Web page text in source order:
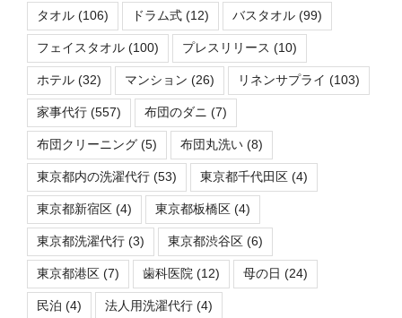
タオル (106) ドラム式 (12) バスタオル (99)
フェイスタオル (100) プレスリリース (10)
ホテル (32) マンション (26) リネンサプライ (103)
家事代行 (557) 布団のダニ (7)
布団クリーニング (5) 布団丸洗い (8)
東京都内の洗濯代行 (53) 東京都千代田区 (4)
東京都新宿区 (4) 東京都板橋区 (4)
東京都洗濯代行 (3) 東京都渋谷区 (6)
東京都港区 (7) 歯科医院 (12) 母の日 (24)
民泊 (4) 法人用洗濯代行 (4)